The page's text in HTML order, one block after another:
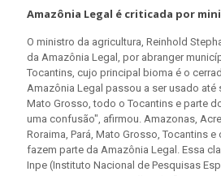
Amazônia Legal é criticada por
O ministro da agricultura, Reinhold
da Amazônia Legal, por abranger
Tocantins, cujo principal bioma é o
Amazônia Legal passou a ser usado até
Mato Grosso, todo o Tocantins e parte
uma confusão", afirmou. Amazonas,
Roraima, Pará, Mato Grosso, Tocantins
fazem parte da Amazônia Legal. Essa
Inpe (Instituto Nacional de Pesquisas